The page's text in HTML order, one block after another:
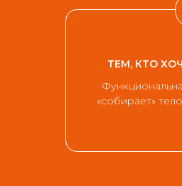
ТЕМ, КТО
«собирает»